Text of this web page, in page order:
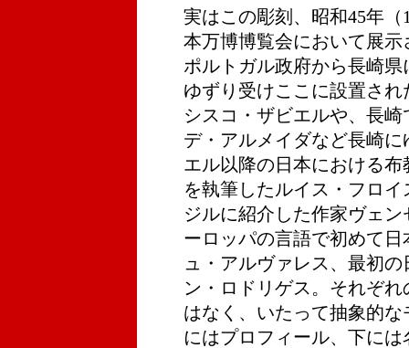
実はこの彫刻、昭和45年
本万博博覧会において展
ポルトガル政府から長崎
ゆずり受けここに設置さ
シスコ・ザビエルや、長
デ・アルメイダなど長崎
エル以降の日本における
を執筆したルイス・フロ
ジルに紹介した作家ヴェ
ーロッパの言語で初めて
ュ・アルヴァレス、最初
ン・ロドリゲス。それぞ
はなく、いたって抽象的
にはプロフィール、下に